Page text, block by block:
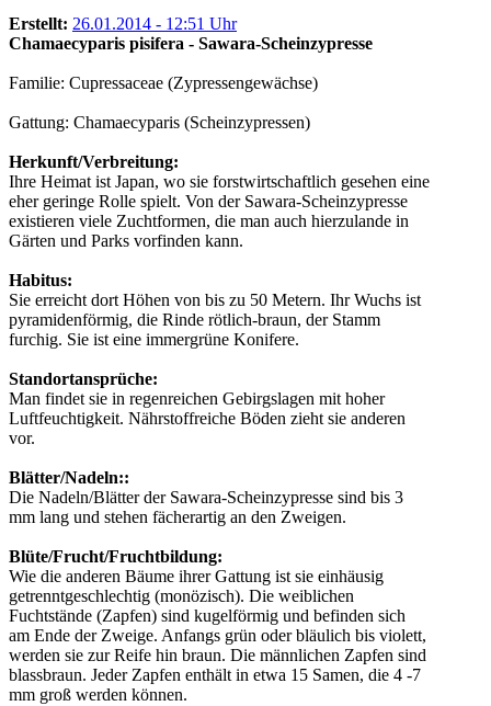
Erstellt: 26.01.2014 - 12:51 Uhr
Chamaecyparis pisifera - Sawara-Scheinzypresse
Familie: Cupressaceae (Zypressengewächse)
Gattung: Chamaecyparis (Scheinzypressen)
Herkunft/Verbreitung:
Ihre Heimat ist Japan, wo sie forstwirtschaftlich gesehen eine
eher geringe Rolle spielt. Von der Sawara-Scheinzypresse
existieren viele Zuchtformen, die man auch hierzulande in
Gärten und Parks vorfinden kann.
Habitus:
Sie erreicht dort Höhen von bis zu 50 Metern. Ihr Wuchs ist
pyramidenförmig, die Rinde rötlich-braun, der Stamm
furchig. Sie ist eine immergrüne Konifere.
Standortansprüche:
Man findet sie in regenreichen Gebirgslagen mit hoher
Luftfeuchtigkeit. Nährstoffreiche Böden zieht sie anderen
vor.
Blätter/Nadeln::
Die Nadeln/Blätter der Sawara-Scheinzypresse sind bis 3
mm lang und stehen fächerartig an den Zweigen.
Blüte/Frucht/Fruchtbildung:
Wie die anderen Bäume ihrer Gattung ist sie einhäusig
getrenntgeschlechtig (monözisch). Die weiblichen
Fuchtstände (Zapfen) sind kugelförmig und befinden sich
am Ende der Zweige. Anfangs grün oder bläulich bis violett,
werden sie zur Reife hin braun. Die männlichen Zapfen sind
blassbraun. Jeder Zapfen enthält in etwa 15 Samen, die 4 -7
mm groß werden können.